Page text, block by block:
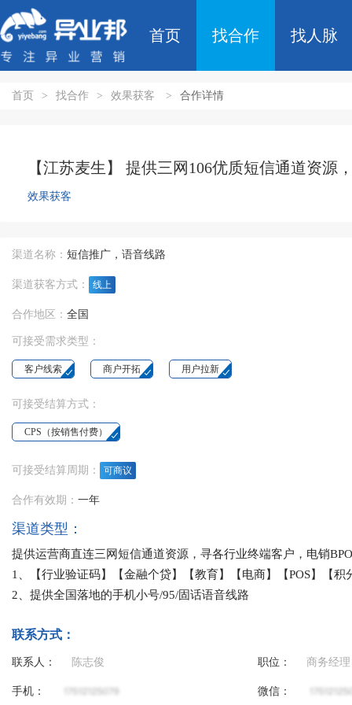
首页 找合作 找人脉
首页 > 找合作 > 效果获客 > 合作详情
【江苏麦生】 提供三网106优质短信通道资源
效果获客
渠道名称： 短信推广，语音线路
渠道获客方式： 线上
合作地区： 全国
可接受需求类型：
客户线索 商户开拓 用户拉新
可接受结算方式：
CPS（按销售付费）
可接受结算周期： 可商议
合作有效期： 一年
渠道类型：
提供运营商直连三网短信通道资源，寻各行业终端客户，电销
1、【行业验证码】【金融个贷】【教育】【电商】【POS】【
2、提供全国落地的手机小号/95/固话语音线路
联系方式：
联系人： 陈志俊 职位： 商务经理
手机： 微信：